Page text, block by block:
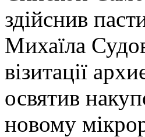
здійснив
Михаїла
візитації
освятив
новому